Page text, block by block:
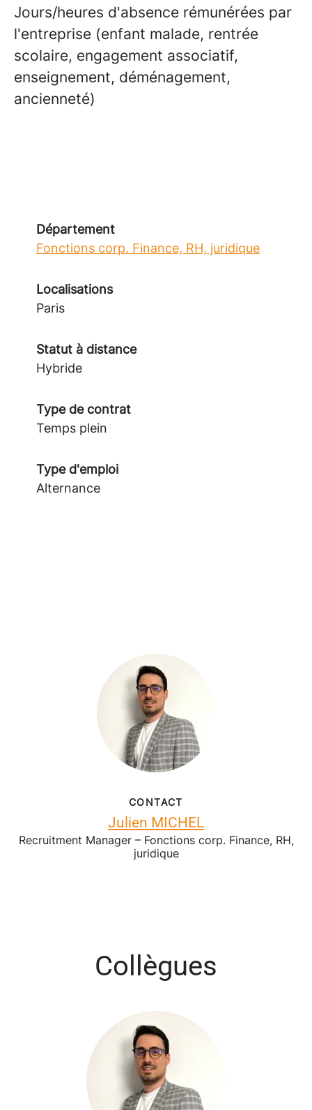
Jours/heures d'absence rémunérées par
l'entreprise (enfant malade, rentrée
scolaire, engagement associatif,
enseignement, déménagement,
ancienneté)
Département
Fonctions corp. Finance, RH, juridique
Localisations
Paris
Statut à distance
Hybride
Type de contrat
Temps plein
Type d'emploi
Alternance
CONTACT
Julien MICHEL
Recruitment Manager – Fonctions corp. Finance, RH,
juridique
Collègues